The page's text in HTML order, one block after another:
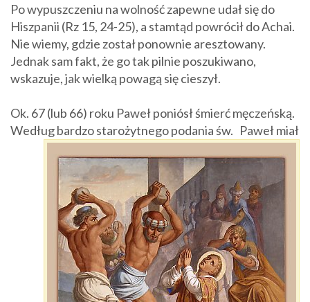
Po wypuszczeniu na wolność zapewne udał się do
Hiszpanii (Rz 15, 24-25), a stamtąd powrócił do Achai.
Nie wiemy, gdzie został ponownie aresztowany.
Jednak sam fakt, że go tak pilnie poszukiwano,
wskazuje, jak wielką powagą się cieszył.
Ok. 67 (lub 66) roku Paweł poniósł śmierć męczeńską.
Według bardzo starożytnego podania św. Paweł miał